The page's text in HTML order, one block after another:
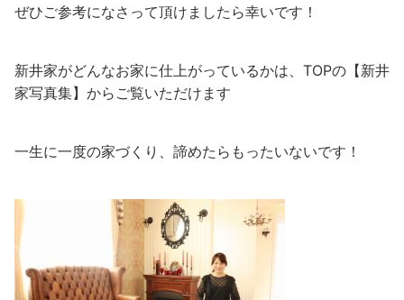
ぜひご参考になさって頂けましたら幸いです！
新井家がどんなお家に仕上がっているかは、TOPの【新井
家写真集】からご覧いただけます
一生に一度の家づくり、諦めたらもったいないです！